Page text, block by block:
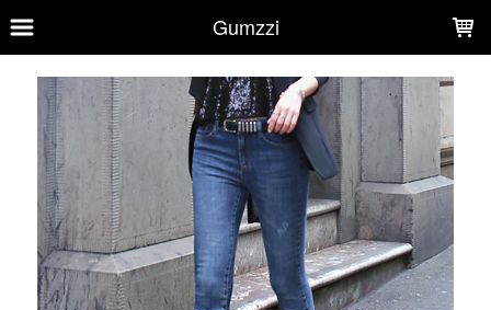
Gumzzi